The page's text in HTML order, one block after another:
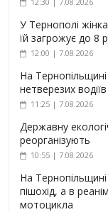
У Тернополі
їй загрожує до 8
12:00 | 7.08.2026
На
нетверезих водіїв
11:25 | 7.08.2026
Державну
реорганізують
10:55 | 7.08.2026
На
пішохід, а в
мотоцикла